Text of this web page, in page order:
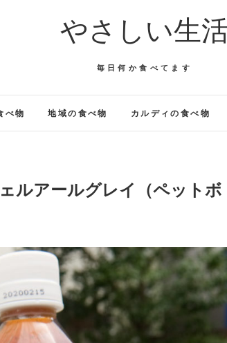
やさしい生
毎日何か食べてます
べ物 地域の食べ物 カルディの食べ物
ルアールグレイ（ペットボ